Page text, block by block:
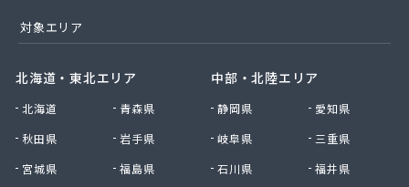
仙台アイ・リビング株式会社
仙台エネルギーサービス株式会社
仙台ガス株式会社
仙台プロパン株式会社
仙台農業協同組合ガス供給センター
千葉商店
対象エリア
北海道・東北エリア
北海道
青森県
秋田県
岩手県
宮城県
福島県
中部・北陸エリア
静岡県
愛知県
岐阜県
三重県
石川県
福井県